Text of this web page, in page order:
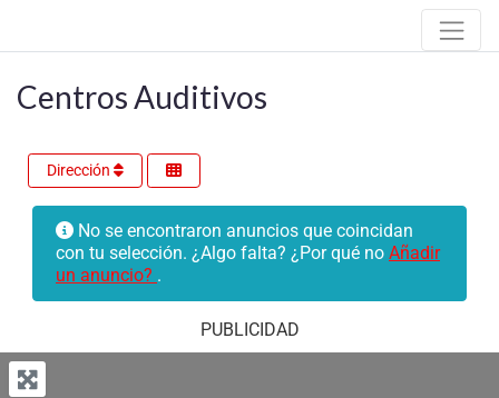
Centros Auditivos
Dirección
No se encontraron anuncios que coincidan
con tu selección. ¿Algo falta? ¿Por qué no Añadir
un anuncio? .
PUBLICIDAD